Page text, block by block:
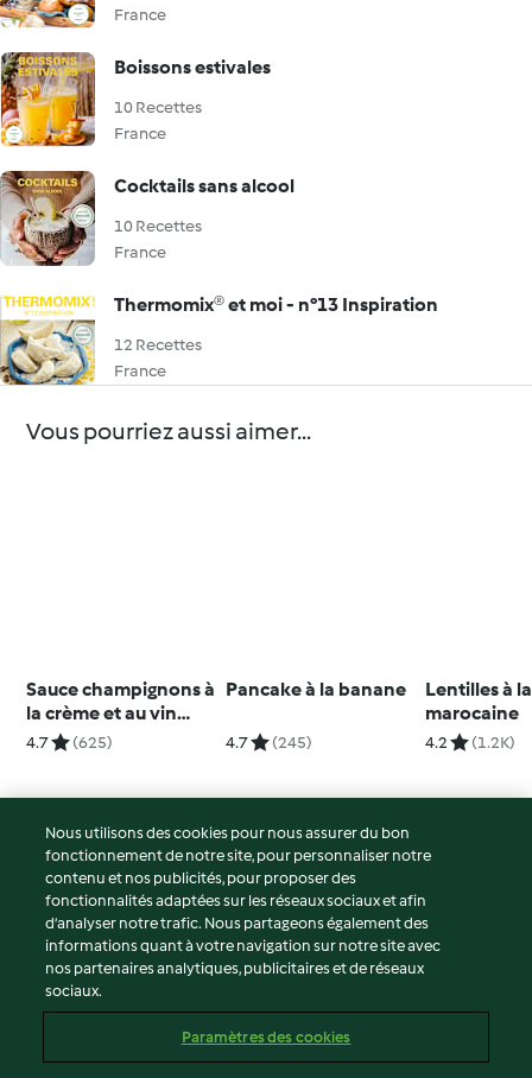
France
Boissons estivales
10 Recettes
France
Cocktails sans alcool
10 Recettes
France
Thermomix® et moi - n°13 Inspiration
12 Recettes
France
Vous pourriez aussi aimer...
Sauce champignons à
la crème et au vin
blanc
4.7 (625)
Pancake à la banane
4.7 (245)
Lentilles à la
marocaine
4.2 (1.2K)
© Copyright 2026
Conditions d'utilisation
Politique de confidentialité
Non-responsabilité
Mentions légales
Contenu du rapport
Nous utilisons des cookies pour nous assurer du bon
fonctionnement de notre site, pour personnaliser notre
contenu et nos publicités, pour proposer des
fonctionnalités adaptées sur les réseaux sociaux et afin
d’analyser notre trafic. Nous partageons également des
informations quant à votre navigation sur notre site avec
nos partenaires analytiques, publicitaires et de réseaux
sociaux.
Paramètres des cookies